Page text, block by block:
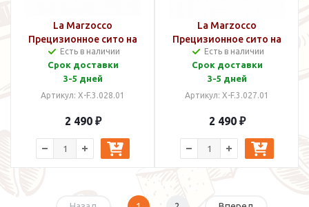
La Marzocco
Прецизионное сито на
14 гр
Есть в наличии
Срок доставки
3-5 дней
Артикул: X-F.3.028.01
2 490 ₽
La Marzocco
Прецизионное сито на
17 гр
Есть в наличии
Срок доставки
3-5 дней
Артикул: X-F.3.027.01
2 490 ₽